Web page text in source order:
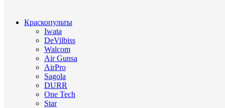
Краскопульты
Iwata
DeVilbiss
Walcom
Air Gunsa
AirPro
Sagola
DURR
One Tech
Star